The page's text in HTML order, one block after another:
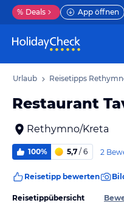
% Deals App öffnen
Urlaub Reisetipps
Restaurant
Rethymno/Kreta
100% 5,7 / 6 2
Reisetipp bewerten
Reisetippübersicht